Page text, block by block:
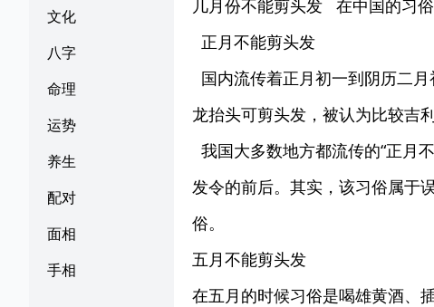
文化
八字
命理
运势
养生
配对
面相
手相
几月份不能剪头发 在中国的习
正月不能剪头发
国内流传着正月初一到阴历二
龙抬头可剪头发，被认为比较吉利
我国大多数地方都流传的“正月
发令的前后。其实，该习俗属于
俗。
五月不能剪头发
在五月的时候习俗是喝雄黄酒、